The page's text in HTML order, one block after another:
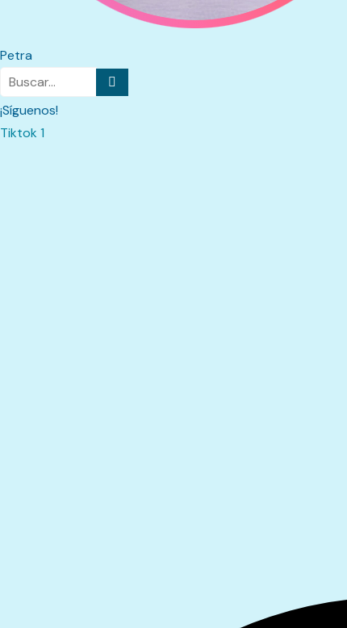
Petra
¡Síguenos!
Tiktok 1